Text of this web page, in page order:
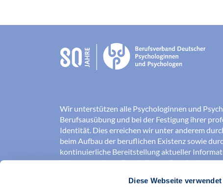
Diese Webseite
Wir unterstützen alle Psychologinnen und
Berufsausübung und bei der Festigung ihrer
Identität. Dies erreichen wir unter anderem
beim Aufbau der beruflichen Existenz sowie
kontinuierliche Bereitstellung aktueller
Wissenschaft und Praxis für den Berufsalltag.
Wir erschließen und sichern Berufsfelder und